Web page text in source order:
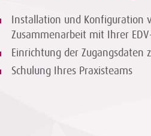
Installation und Konfiguration
Zusammenarbeit mit Ihrer
Einrichtung der Zugangsdaten
Schulung Ihres Praxisteams